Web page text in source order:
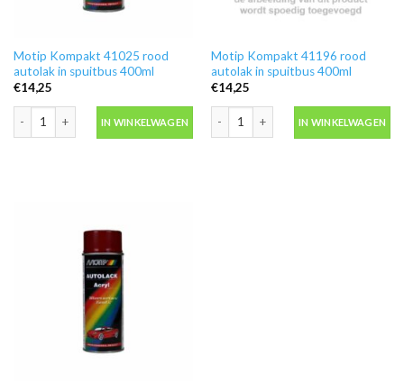
Motip Kompakt 41025 rood
autolak in spuitbus 400ml
€14,25
Motip Kompakt 41025 rood autolak in spuitbus 400ml aantal
IN WINKELWAGEN
Motip Kompakt 41196 rood
autolak in spuitbus 400ml
€14,25
Motip Kompakt 41196 rood autolak
IN WINKELWAGEN